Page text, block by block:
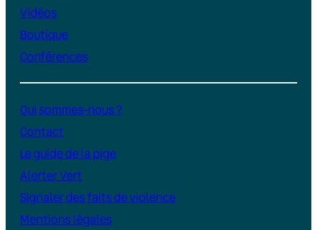
Vidéos
Boutique
Conférences
Qui sommes-nous ?
Contact
Le guide de la pige
Alerter Vert
Signaler des faits de violence
Mentions légales